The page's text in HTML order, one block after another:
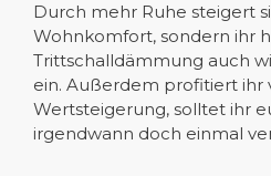
Durch mehr Ruhe steigert
Wohnkomfort, sondern ihr
Trittschalldämmung auch
ein. Außerdem profitiert ihr
Wertsteigerung, solltet ihr
irgendwann doch einmal